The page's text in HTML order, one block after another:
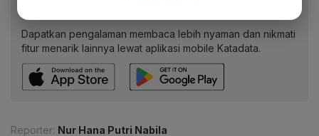
Dapatkan pengalaman membaca lebih nyaman dan nikmati
fitur menarik lainnya lewat aplikasi mobile Katadata.
Reporter: Nur Hana Putri Nabila